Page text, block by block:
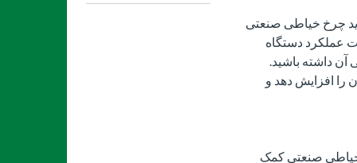
چرخ خیاطی صنعتی
عملکرد دستگاه
آن داشته باشید.
را افزایش دهد و
خیاطی صنعتی کمک